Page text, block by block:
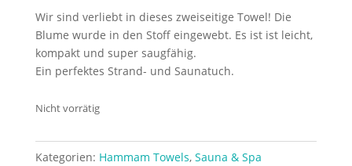
Wir sind verliebt in dieses zweiseitige Towel! Die
Blume wurde in den Stoff eingewebt. Es ist ist leicht,
kompakt und super saugfähig.
Ein perfektes Strand- und Saunatuch.
Nicht vorrätig
Kategorien: Hammam Towels, Sauna & Spa